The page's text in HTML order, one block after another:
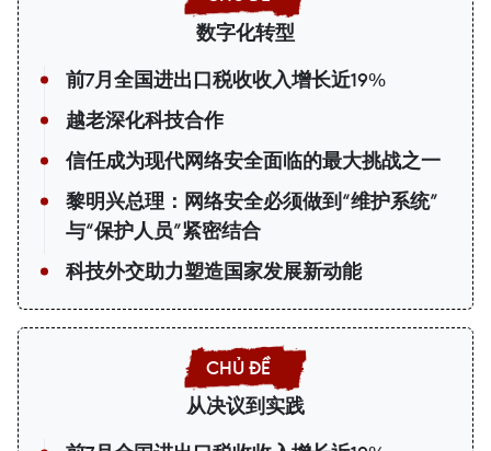
数字化转型
前7月全国进出口税收收入增长近19%
越老深化科技合作
信任成为现代网络安全面临的最大挑战之一
黎明兴总理：网络安全必须做到“维护系统”
与“保护人员”紧密结合
科技外交助力塑造国家发展新动能
从决议到实践